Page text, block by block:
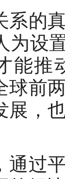
的真
为设
能
球前
展，
过平